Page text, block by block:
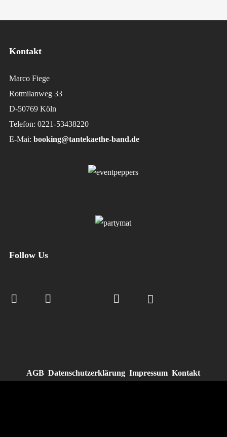
Kontakt
Marco Fiege
Rotmilanweg 33
D-50769 Köln
Telefon: 0221-53438220
E-Mai: booking@tantekaethe-band.de
Follow Us
AGB Datenschutzerklärung Impressum Kontakt